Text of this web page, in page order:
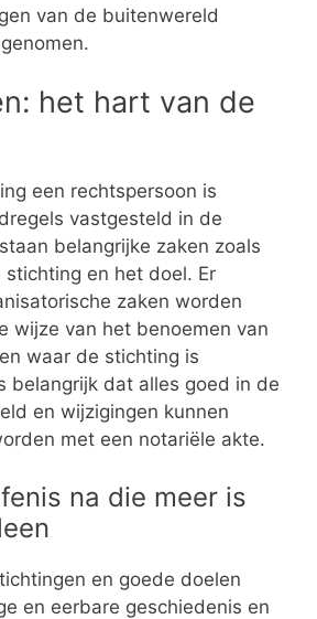
van de buitenwereld
het hart van de
een rechtspersoon is
vastgesteld in de
belangrijke zaken zoals
en het doel. Er
zaken worden
wijze van het benoemen van
waar de stichting is
belangrijk dat alles goed in de
en wijzigingen kunnen
met een notariële akte.
na die meer is
en goede doelen
en eerbare geschiedenis en